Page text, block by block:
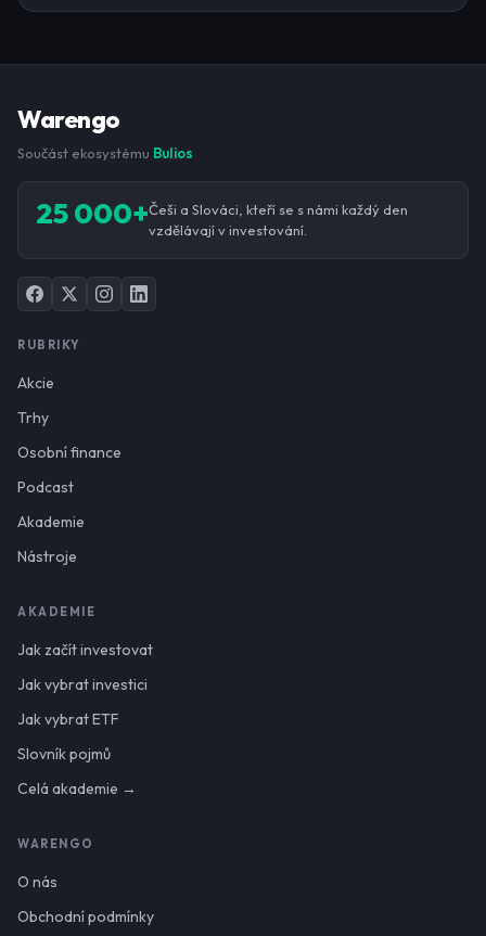
Warengo
Součást ekosystému Bulios
25 000+Češi a Slováci, kteří se s námi každý den
vzdělávají v investování.
RUBRIKY
Akcie
Trhy
Osobní finance
Podcast
Akademie
Nástroje
AKADEMIE
Jak začít investovat
Jak vybrat investici
Jak vybrat ETF
Slovník pojmů
Celá akademie →
WARENGO
O nás
Obchodní podmínky